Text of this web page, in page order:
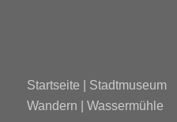
Startseite
Stadtmuseum
Wandern
Wassermühle